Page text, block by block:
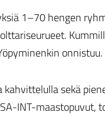
1­–70 hengen
onnistuu.
kahvittelulla sekä
INT-